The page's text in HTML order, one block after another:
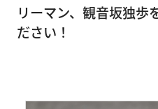
リーマン、観音坂独歩
ださい！